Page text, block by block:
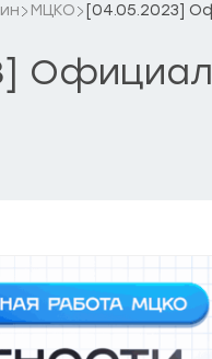
МЦКО [04.05.2023]